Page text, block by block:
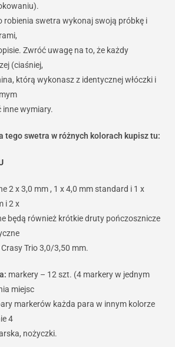
robienia swetra wykonaj swoją próbkę i
Zwróć uwagę na to, że każdy
(ciaśniej,
którą wykonasz z identycznej włóczki i
inne wymiary.
tego swetra w różnych kolorach kupisz tu:
2 x 3,0 mm , 1 x 4,0 mm standard i 1 x
i 2 x
będą również krótkie druty pończosznicze
Trio 3,0/3,50 mm.
markery – 12 szt. (4 markery w jednym
miejsc
markerów każda para w innym kolorze
4
nożyczki.